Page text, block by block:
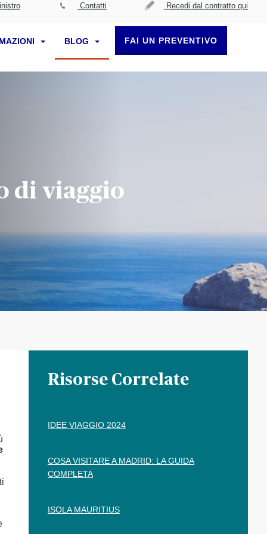
Contatti Recedi dal contratto qui
BLOG FAI UN PREVENTIVO
di viaggio
Risorse Correlate
IDEE VIAGGIO 2024
COSA VISITARE A MADRID: LA GUIDA
COMPLETA
ISOLA MAURITIUS